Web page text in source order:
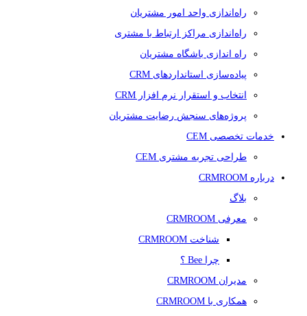
راه‌اندازی واحد امور مشتریان
راه‌اندازی مراکز ارتباط با مشتری
راه اندازی باشگاه مشتریان
پیاده‌سازی استانداردهای CRM
انتخاب و استقرار نرم افزار CRM
پروژه‌های سنجش رضایت مشتریان
خدمات تخصصی CEM
طراحی تجربه مشتری CEM
درباره CRMROOM
بلاگ
معرفی CRMROOM
شناخت CRMROOM
چرا Bee ؟
مدیران CRMROOM
همکاری با CRMROOM